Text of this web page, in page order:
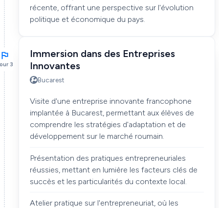
récente, offrant une perspective sur l'évolution
politique et économique du pays.
3
Immersion dans des Entreprises
Innovantes
Bucarest
Visite d'une entreprise innovante francophone
implantée à Bucarest, permettant aux élèves de
comprendre les stratégies d'adaptation et de
développement sur le marché roumain.
Présentation des pratiques entrepreneuriales
réussies, mettant en lumière les facteurs clés de
succès et les particularités du contexte local.
Atelier pratique sur l'entrepreneuriat, où les